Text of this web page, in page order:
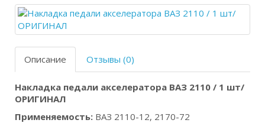
Описание Отзывы (0)
Накладка педали акселератора ВАЗ 2110 / 1 шт/
ОРИГИНАЛ
Применяемость: ВАЗ 2110-12, 2170-72